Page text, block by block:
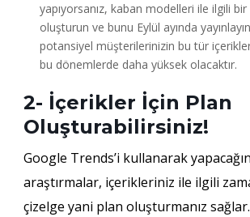
yapıyorsanız, kaban modelleri ile ilgili
oluşturun ve bunu Eylül ayında
potansiyel müşterilerinizin bu tür içerikleri
bu dönemlerde daha yüksek olacaktır.
2- İçerikler İçin Plan
Oluşturabilirsiniz!
Google Trends’i kullanarak
araştırmalar, içerikleriniz ile ilgili
çizelge yani plan oluşturmanız